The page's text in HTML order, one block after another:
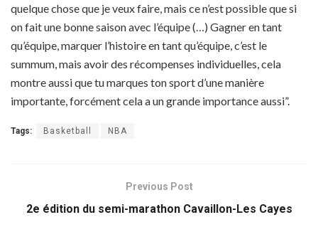
quelque chose que je veux faire, mais ce n’est possible que si
on fait une bonne saison avec l’équipe (…) Gagner en tant
qu’équipe, marquer l’histoire en tant qu’équipe, c’est le
summum, mais avoir des récompenses individuelles, cela
montre aussi que tu marques ton sport d’une manière
importante, forcément cela a un grande importance aussi”.
Tags: Basketball NBA
Previous Post
2e édition du semi-marathon Cavaillon-Les Cayes